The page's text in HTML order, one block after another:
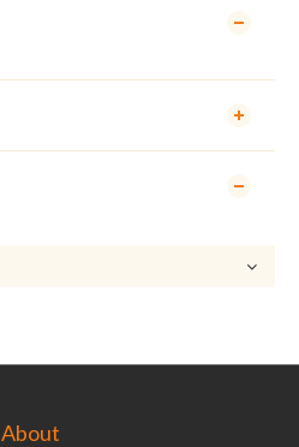
About